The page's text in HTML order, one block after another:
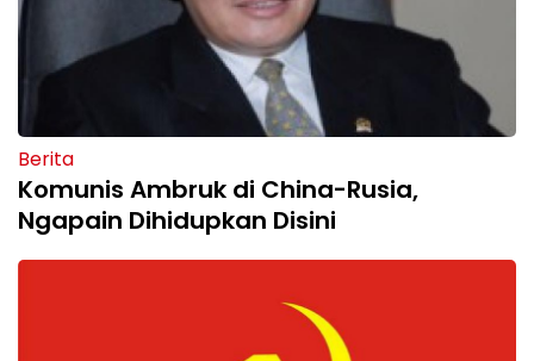
Berita
Komunis Ambruk di China-Rusia,
Ngapain Dihidupkan Disini